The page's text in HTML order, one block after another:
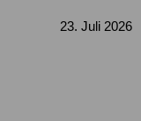
23. Juli 2026